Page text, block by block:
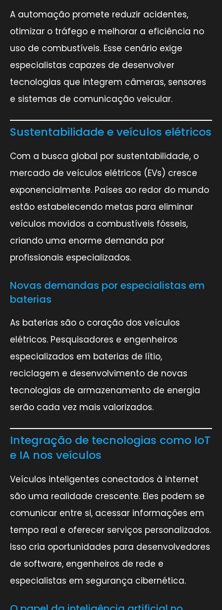
A automação promete reduzir acidentes,
otimizar o tráfego e melhorar a eficiência no
uso de combustíveis. Esse cenário exige
especialistas capazes de desenvolver
tecnologias que integrem câmeras, sensores
e sistemas de comunicação veicular.
Sustentabilidade e veículos elétricos
Com a busca global por sustentabilidade, o
mercado de veículos elétricos (EVs) cresce
exponencialmente. Países ao redor do mundo
estão estabelecendo metas para eliminar
veículos movidos a combustíveis fósseis,
criando uma enorme demanda por
profissionais especializados.
Novas demandas por especialistas em
baterias
As baterias são o coração dos veículos
elétricos. Pesquisadores e engenheiros
especializados em baterias de lítio,
reciclagem e desenvolvimento de novas
tecnologias de armazenamento de energia
serão cada vez mais valorizados.
Integração de tecnologias como IoT
e IA nos veículos
Veículos inteligentes conectados à internet
são uma realidade crescente. Eles podem se
comunicar entre si, acessar informações em
tempo real e oferecer serviços personalizados.
Isso cria oportunidades para desenvolvedores
de software, engenheiros de rede e
especialistas em segurança cibernética.